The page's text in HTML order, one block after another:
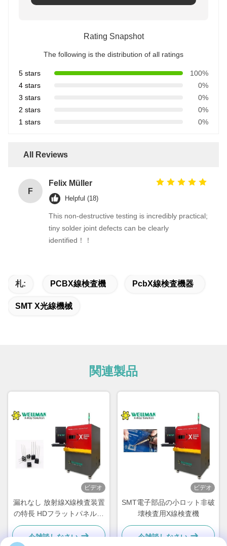
Rating Snapshot
The following is the distribution of all ratings
5 stars
100%
4 stars
0%
3 stars
0%
2 stars
0%
1 stars
0%
All Reviews
F
Felix Müller
Helpful (18)
This non-destructive testing is incredibly practical;
tiny solder joint defects can be clearly
identified！！
札: PCBX線検査機 PcbX線検査機器
SMT X光線機械
関連製品
ビデオ
漏れなし 放射線X線検査装置
の特長 HDフラットパネル検
出器 簡単操作
今雑談しなさい
ビデオ
SMT電子部品の小ロット非破
壊検査用X線検査機
今雑談しなさい